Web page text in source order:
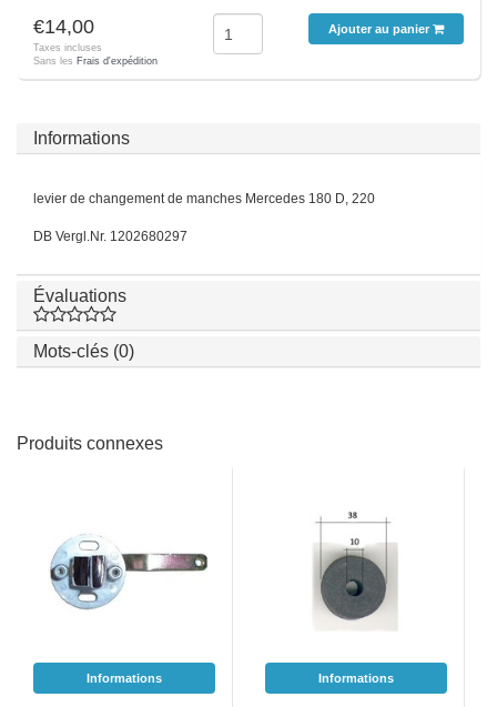
€14,00
Taxes incluses
Sans les Frais d'expédition
Ajouter au panier
Informations
levier de changement de manches Mercedes 180 D, 220
DB Vergl.Nr. 1202680297
Évaluations
Mots-clés (0)
Produits connexes
Informations Informations